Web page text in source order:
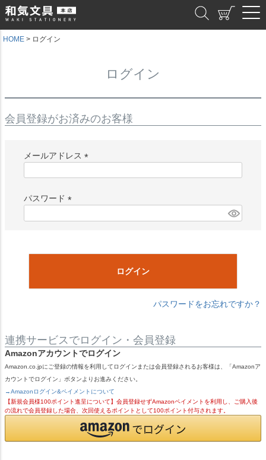
HOME ログイン
ログイン
会員登録がお済みのお客様
メールアドレス
)
パスワード
)
ログイン
パスワードをお忘れですか？
連携サービスでログイン・会員登録
Amazonアカウントでログイン
Amazon.co.jpにご登録の情報を利用してログインまたは会員登録されるお客様は、「Amazonア
カウントでログイン」ボタンよりお進みください。
→Amazonログイン&ペイメントについて
【新規会員様100ポイント進呈について】会員登録せずAmazonペイメントを利用し、ご購入後
の流れで会員登録した場合、次回使えるポイントとして100ポイント付与されます。